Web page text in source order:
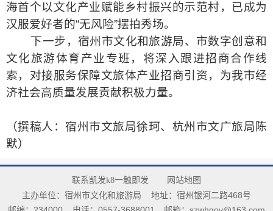
海首个以文化产业赋能乡村振兴的示范村，已成为
汉服爱好者的“无风险”摆拍秀场。
下一步，宿州市文化和旅游局、市数字创意和
文化旅游体育产业专班，将深入跟进招商合作线
索，对接服务保障文旅体产业招商引资，为我市经
济社会高质量发展贡献积极力量。
（撰稿人：宿州市文旅局徐珂、杭州市文广旅局陈
默）
联系凯发k8一触即发 网站地图
主办单位：宿州市文化和旅游局
地址：宿州银河二路468号